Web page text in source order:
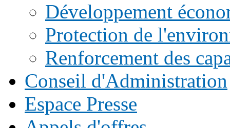
Développement
Protection de
Renforcement des
Conseil d'Administration
Espace Presse